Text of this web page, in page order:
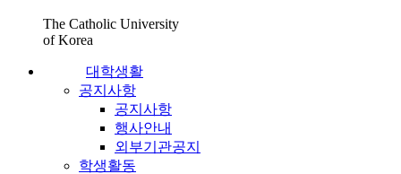
The Catholic University
of Korea
대학생활
공지사항
공지사항
행사안내
외부기관공지
학생활동